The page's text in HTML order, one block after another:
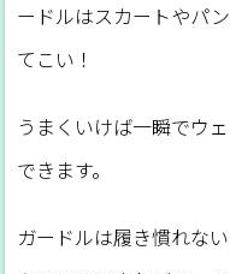
ードルはスカートやパ
てこい！
うまくいけば一瞬でウ
できます。
ガードルは履き慣れな